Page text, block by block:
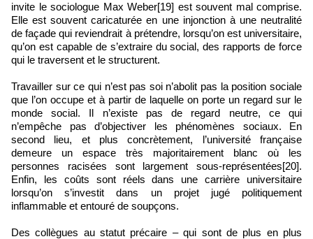
invite le sociologue Max Weber[19] est souvent mal comprise.
Elle est souvent caricaturée en une injonction à une neutralité
de façade qui reviendrait à prétendre, lorsqu’on est universitaire,
qu’on est capable de s’extraire du social, des rapports de force
qui le traversent et le structurent.
Travailler sur ce qui n’est pas soi n’abolit pas la position sociale
que l’on occupe et à partir de laquelle on porte un regard sur le
monde social. Il n’existe pas de regard neutre, ce qui
n’empêche pas d’objectiver les phénomènes sociaux. En
second lieu, et plus concrètement, l’université française
demeure un espace très majoritairement blanc où les
personnes racisées sont largement sous‑représentées[20].
Enfin, les coûts sont réels dans une carrière universitaire
lorsqu’on s’investit dans un projet jugé politiquement
inflammable et entouré de soupçons.
Des collègues au statut précaire – qui sont de plus en plus